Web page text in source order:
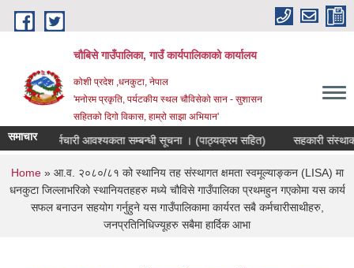
Skip to main content
चौबिसे गाउँपालिका, गाउँ कार्यपालिकाको कार्यालय
कोशी प्रदेश ,धनकुटा, नेपाल
'मनोरम प्रकृति, पर्यटकीय स्थल चौविसेको सान - सुशासन
सहितको दिगो विकास, हाम्रो साझा अभियान'
समाचार
पदमा कर्मचारी आवश्यकता सम्बन्धी सूचना । (पाठ्यक्रम सहित) सहकारी
You are here
Home» आ.व. २०८०/८१ को स्थानिय तह संस्थागत क्षमता स्वमूल्याङ्कन (LISA) मा
धनकुटा जिल्लाभरिको स्थानियतहहरु मध्ये चौविसे गाउँपालिका प्रथमहुन गएकोमा यस कार्य
सफल बनाउन सहयोग गर्नुहुने यस गाउँपालिकामा कार्यरत सबै कर्मचारीसाथीहरु,
जनप्रतिनिधिज्यूहरु सबैमा हार्दिक आभा